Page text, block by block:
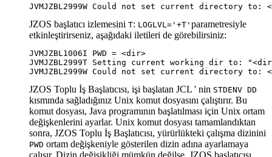
JVMJZBL2999W Could not set current directory to:
JZOS başlatıcı izlemesini T: LOGLVL='+T' parametresiyle
etkinleştirirseniz, aşağıdaki iletileri de görebilirsiniz:
JVMJZBL1006I PWD = <dir>
JVMJZBL2999T Setting current working dir to:
JVMJZBL2999W Could not set current directory to:
JZOS Toplu İş Başlatıcısı, işi başlatan JCL ' nin STDENV DD
kısmında sağladığınız Unix komut dosyasını çalıştırır. Bu
komut dosyası, Java programının başlatılması için Unix ortam
değişkenlerini ayarlar. Unix komut dosyası tamamlandıktan
sonra, JZOS Toplu İş Başlatıcısı, yürürlükteki çalışma dizinini
PWD ortam değişkeniyle gösterilen dizin adına ayarlamaya